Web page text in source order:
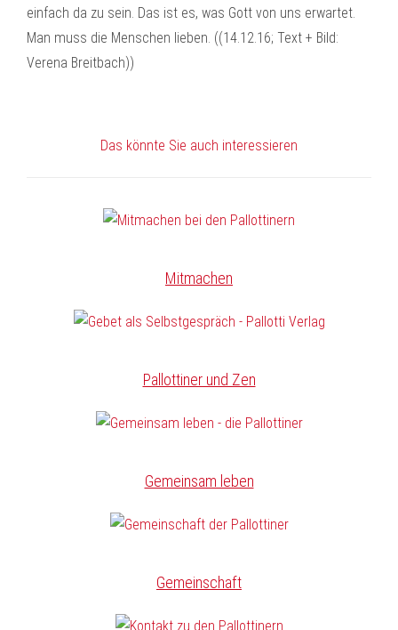
einfach da zu sein. Das ist es, was Gott von uns erwartet.
Man muss die Menschen lieben. ((14.12.16; Text + Bild:
Verena Breitbach))
Das könnte Sie auch interessieren
Mitmachen
Pallottiner und Zen
Gemeinsam leben
Gemeinschaft